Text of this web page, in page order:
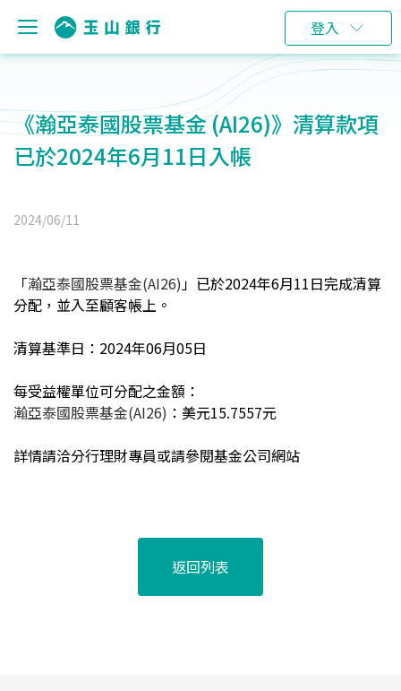
登入
《瀚亞泰國股票基金 (AI26)》清算款項
已於2024年6月11日入帳
2024/06/11
「瀚亞泰國股票基金(AI26)」已於2024年6月11日完成清算
分配，並入至顧客帳上。
清算基準日：2024年06月05日
每受益權單位可分配之金額：
瀚亞泰國股票基金(AI26) ：美元15.7557元
詳情請洽分行理財專員或請參閱基金公司網站
返回列表